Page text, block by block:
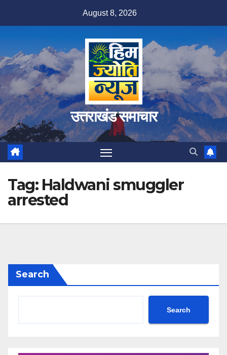
August 8, 2026
उत्तराखंड समाचार
Tag: Haldwani smuggler
arrested
Search
Search